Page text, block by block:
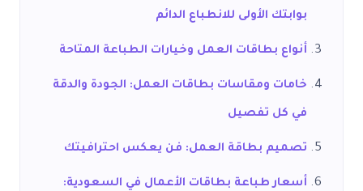
بوابتك الأولى للانطباع الدائم
أنواع بطاقات العمل وخيارات الطباعة المتاحة
خامات ومقاسات بطاقات العمل: الجودة والدقة
في كل تفصيل
تصميم بطاقة العمل: فن يعكس احترافيتك
أسعار طباعة بطاقات الأعمال في السعودية: